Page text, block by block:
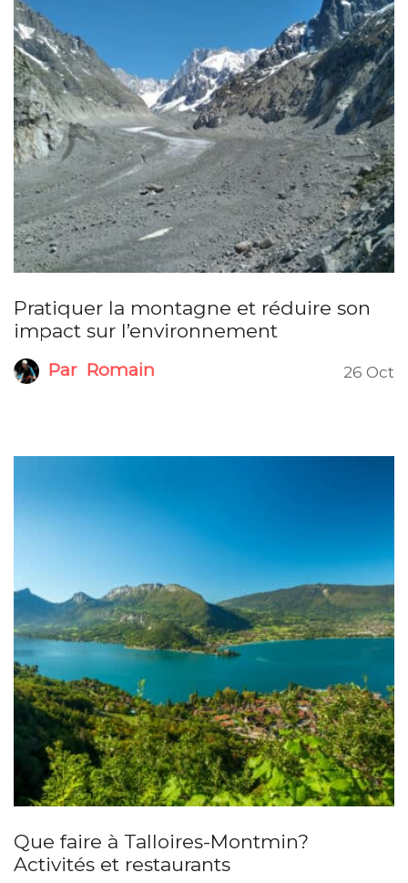
Pratiquer la montagne et réduire son
impact sur l’environnement
Par Romain 26 Oct
Que faire à Talloires-Montmin?
Activités et restaurants